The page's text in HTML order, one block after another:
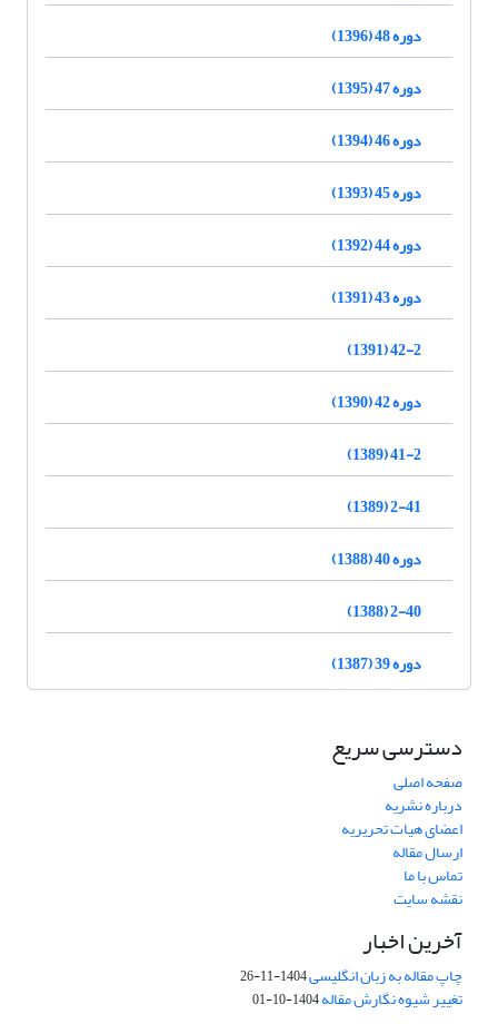
دوره 48 (1396)
دوره 47 (1395)
دوره 46 (1394)
دوره 45 (1393)
دوره 44 (1392)
دوره 43 (1391)
42-2 (1391)
دوره 42 (1390)
41-2 (1389)
2-41 (1389)
دوره 40 (1388)
2-40 (1388)
دوره 39 (1387)
دسترسی سریع
صفحه اصلی
درباره نشریه
اعضای هیات تحریریه
ارسال مقاله
تماس با ما
نقشه سایت
آخرین اخبار
چاپ مقاله به زبان انگلیسی1404-11-26
تغییر شیوه نگارش مقاله1404-10-01